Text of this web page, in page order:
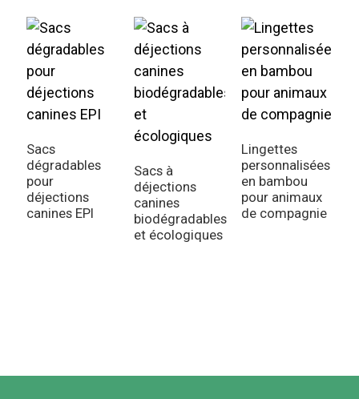
Sacs
dégradables
pour
déjections
canines EPI
Sacs à
déjections
canines
biodégradables
et écologiques
Lingettes
personnalisées
en bambou
pour animaux
de compagnie